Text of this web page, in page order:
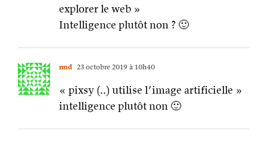
explorer le web »
Intelligence plutôt non ? 🙂
rmd 23 octobre 2019 à 10h40
« pixsy (..) utilise l’image artificielle »
intelligence plutôt non 🙂